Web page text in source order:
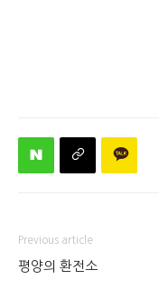
Previous article
평양의 환전소